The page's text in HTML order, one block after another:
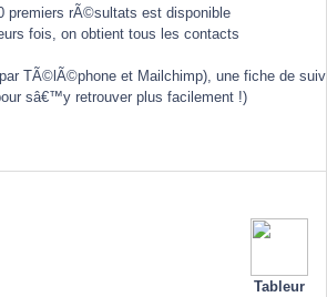
premiers rÃ©sultats est disponible
fois, on obtient tous les contacts
TÃ©lÃ©phone et Mailchimp), une fiche de
sâ€™y retrouver plus facilement !)
Tableur